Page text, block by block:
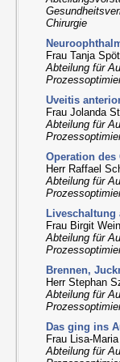
Chirurgie
Frau Tanja
Abteilung für
Uveitis
Frau Jolanda
Abteilung für
Operation des
Herr Raffael
Abteilung für
Liveschaltung
Frau Birgit
Abteilung für
Brennen,
Herr Stephan
Abteilung für
Das ging ins
Frau Lisa-
Abteilung für